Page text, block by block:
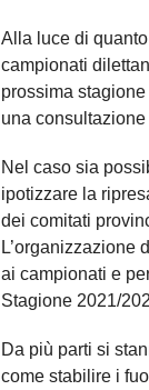
Alla luce di
campionati
prossima
una
Nel caso sia
ipotizzare la
dei comitati
L’organizzazione
ai campionati e
Stagione 2021/
Da più parti si
come stabilire i